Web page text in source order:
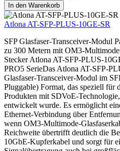
In den Warenkorb
Atlona AT-SFP-PLUS-10GE-SR
SFP Glasfaser-Transceiver-Modul
zu 300 Metern mit OM3-
Stecker Atlona AT-SFP-PLUS-
PRO5 SerieDas Atlona AT-SFP-
Glasfaser-Transceiver-Modul im
Pluggable) Format, das speziell für
Produkten mit SDVoE-
entwickelt wurde. Es ermöglicht
Ethernet-Verbindung über
wenn OM3-Multimode-
Reichweite übertrifft deutlich die
10GbE-Kupferkabel und sorgt für